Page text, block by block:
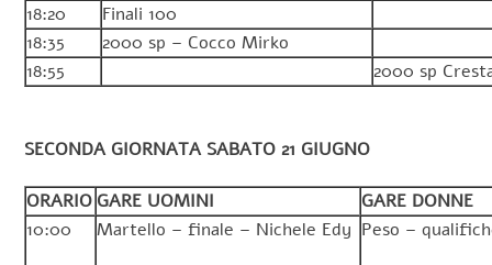
18:20
Finali 100
18:35
2000 sp – Cocco Mirko
18:55
2000 sp
SECONDA GIORNATA SABATO 21 GIUGNO
ORARIO GARE UOMINI
GARE DONNE
10:00
Martello – finale – Nichele Edy Peso –